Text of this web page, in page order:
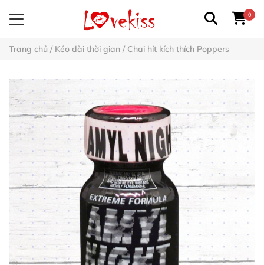
0
Trang chủ / Kéo dài thời gian / Chai hít kích thích Poppers